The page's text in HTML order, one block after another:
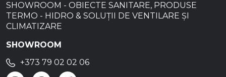
SHOWROOM - OBIECTE SANITARE, PRODUSE
TERMO - HIDRO & SOLUȚII DE VENTILARE ȘI
CLIMATIZARE
SHOWROOM
+373 79 02 02 06